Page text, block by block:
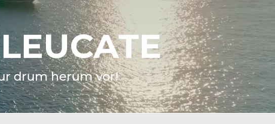
drum herum vor!